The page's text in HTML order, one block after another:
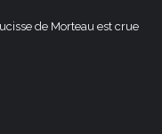
de Morteau est crue